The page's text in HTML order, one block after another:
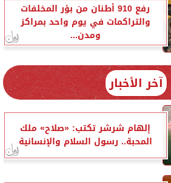
رفع 910 أطنان من بؤر المخلفات
والتراكمات في يوم واحد بمراكز
ومدن...
آخر الأخبار
إلهام شرشر تكتب: «صلاح» ملك
المحبة.. رسول السلام والإنسانية